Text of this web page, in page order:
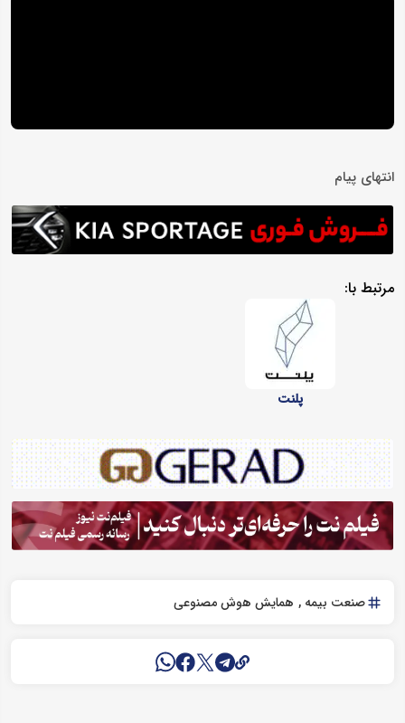
انتهای پیام
مرتبط با:
پلنت
صنعت بیمه همایش هوش مصنوعی